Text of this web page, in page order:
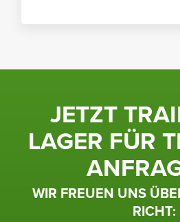
JETZT
LAGER FÜR
WIR FREUEN UNS
RICHT: